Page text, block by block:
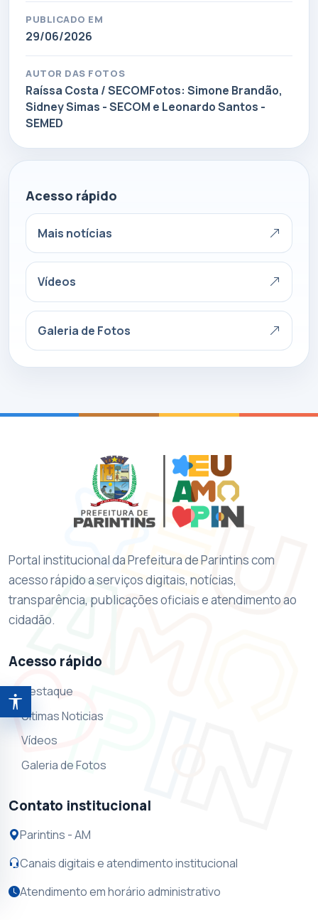
Abrir ferramentas de acessibilidade
PUBLICADO EM
29/06/2026
AUTOR DAS FOTOS
Raíssa Costa / SECOMFotos: Simone Brandão,
Sidney Simas - SECOM e Leonardo Santos -
SEMED
Acesso rápido
Mais notícias
Vídeos
Galeria de Fotos
Portal institucional da Prefeitura de Parintins com
acesso rápido a serviços digitais, notícias,
transparência, publicações oficiais e atendimento ao
cidadão.
Acesso rápido
Destaque
Ultimas Noticias
Vídeos
Galeria de Fotos
Contato institucional
Parintins - AM
Canais digitais e atendimento institucional
Atendimento em horário administrativo